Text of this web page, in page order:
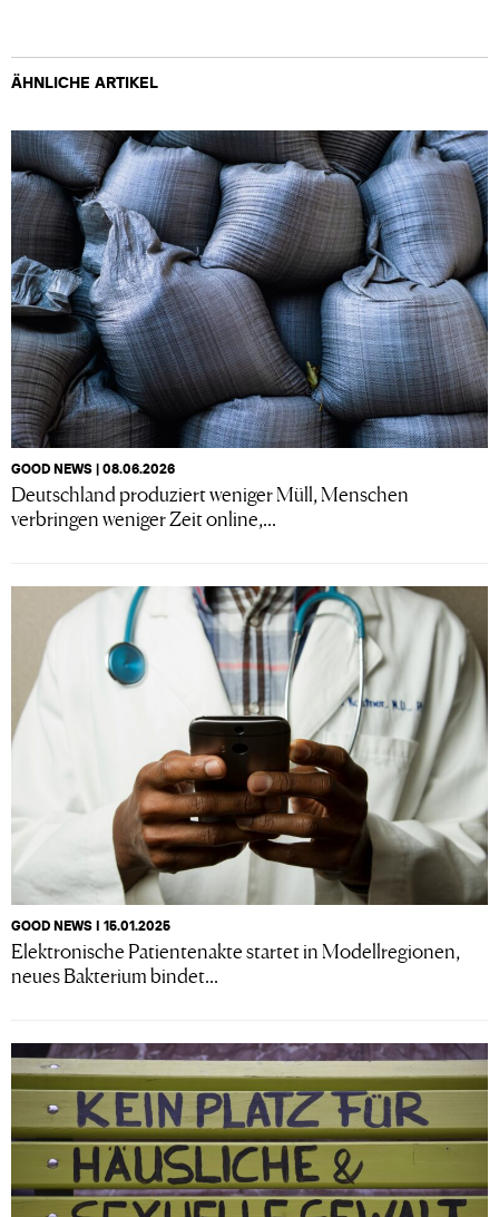
ÄHNLICHE ARTIKEL
GOOD NEWS | 08.06.2026
Deutschland produziert weniger Müll, Menschen
verbringen weniger Zeit online,...
GOOD NEWS I 15.01.2025
Elektronische Patientenakte startet in Modellregionen,
neues Bakterium bindet...